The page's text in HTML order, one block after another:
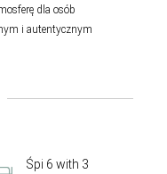
dla osób
i autentycznym
Śpi 6 with 3